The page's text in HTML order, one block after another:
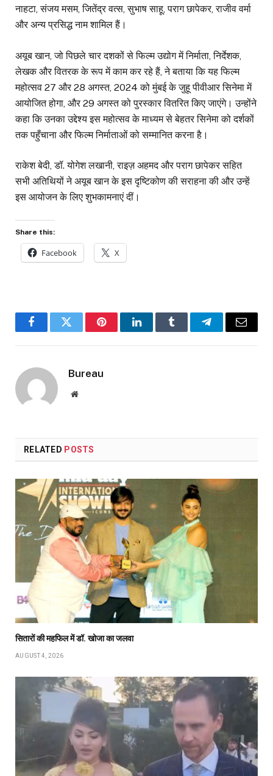
नाहटा, संजय मसम, जितेंद्र वत्स, सुभाष साहू, पराग छापेकर, राजीव वर्मा
और अन्य प्रसिद्ध नाम शामिल हैं।
अयूब खान, जो पिछले चार दशकों से फिल्म उद्योग में निर्माता, निर्देशक,
लेखक और वितरक के रूप में काम कर रहे हैं, ने बताया कि यह फिल्म
महोत्सव 27 और 28 अगस्त, 2024 को मुंबई के जुहू पीवीआर सिनेमा में
आयोजित होगा, और 29 अगस्त को पुरस्कार वितरित किए जाएंगे। उन्होंने
कहा कि उनका उद्देश्य इस महोत्सव के माध्यम से बेहतर सिनेमा को दर्शकों
तक पहुँचाना और फिल्म निर्माताओं को सम्मानित करना है।
राकेश बेदी, डॉ. योगेश लखानी, राइज़ अहमद और पराग छापेकर सहित
सभी अतिथियों ने अयूब खान के इस दृष्टिकोण की सराहना की और उन्हें
इस आयोजन के लिए शुभकामनाएं दीं।
Share this:
Facebook X
FacebookTwitter PinterestLinkedInTumblr TelegramEmail
Bureau
Website
RELATED POSTS
सितारों की महफिल में डॉ. खोजा का जलवा
AUGUST 4, 2026